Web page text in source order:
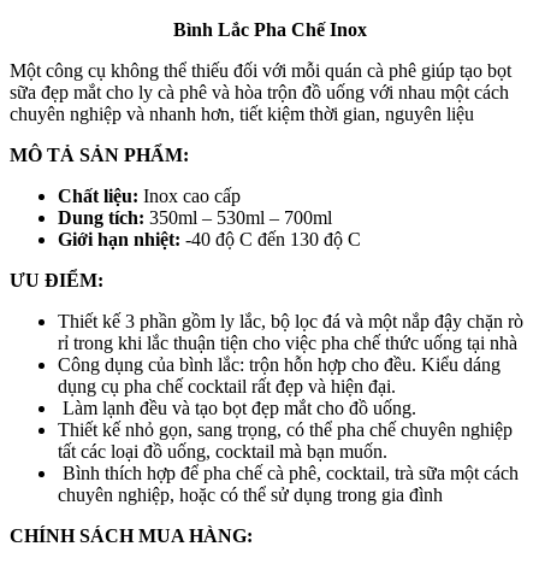
Bình Lắc Pha Chế Inox
Một công cụ không thể thiếu đối với mỗi quán cà phê giúp tạo bọt
sữa đẹp mắt cho ly cà phê và hòa trộn đồ uống với nhau một cách
chuyên nghiệp và nhanh hơn, tiết kiệm thời gian, nguyên liệu
MÔ TẢ SẢN PHẨM:
Chất liệu: Inox cao cấp
Dung tích: 350ml – 530ml – 700ml
Giới hạn nhiệt: -40 độ C đến 130 độ C
ƯU ĐIỂM:
Thiết kế 3 phần gồm ly lắc, bộ lọc đá và một nắp đậy chặn rò
rỉ trong khi lắc thuận tiện cho việc pha chế thức uống tại nhà
Công dụng của bình lắc: trộn hỗn hợp cho đều. Kiểu dáng
dụng cụ pha chế cocktail rất đẹp và hiện đại.
Làm lạnh đều và tạo bọt đẹp mắt cho đồ uống.
Thiết kế nhỏ gọn, sang trọng, có thể pha chế chuyên nghiệp
tất các loại đồ uống, cocktail mà bạn muốn.
Bình thích hợp để pha chế cà phê, cocktail, trà sữa một cách
chuyên nghiệp, hoặc có thể sử dụng trong gia đình
CHÍNH SÁCH MUA HÀNG: